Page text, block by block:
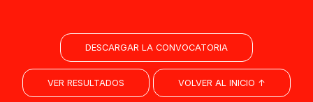
DESCARGAR LA CONVOCATORIA
VER RESULTADOS VOLVER AL INICIO ↑